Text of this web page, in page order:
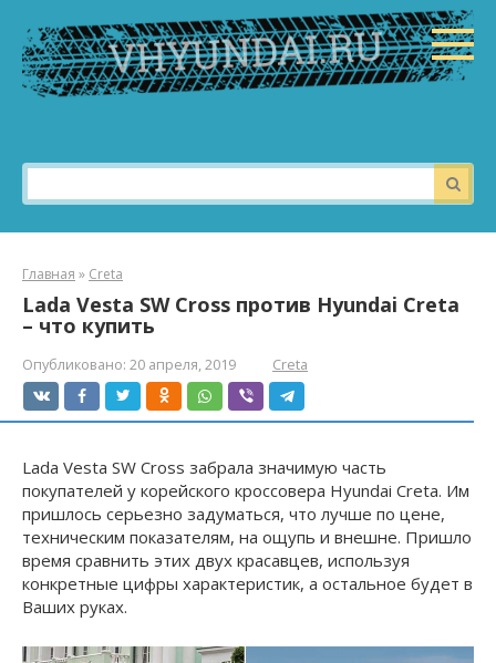
контенту
Поиск:
Главная » Creta
Lada Vesta SW Cross против Hyundai Creta
– что купить
Опубликовано: 20 апреля, 2019 Creta
Lada Vesta SW Cross забрала значимую часть
покупателей у корейского кроссовера Hyundai Creta. Им
пришлось серьезно задуматься, что лучше по цене,
техническим показателям, на ощупь и внешне. Пришло
время сравнить этих двух красавцев, используя
конкретные цифры характеристик, а остальное будет в
Ваших руках.